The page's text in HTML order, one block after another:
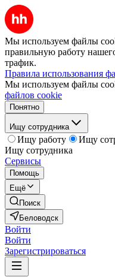
Мы используем файлы
правильную работу
трафик.
Правила использования
Мы используем файлы
файлов cookie
Понятно
Ищу сотрудника
Ищу работу
Ищу
Ищу сотрудника
Сервисы
Помощь
Ещё
Поиск
Беловодск
Войти
Войти
Зарегистрироваться